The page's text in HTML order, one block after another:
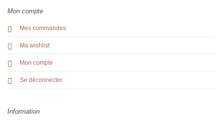
Mon compte
Mes commandes
Ma wishlist
Mon compte
Se déconnecter
Information